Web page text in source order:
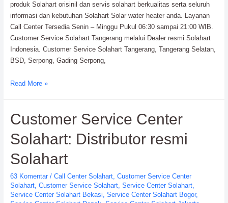
produk Solahart orisinil dan servis solahart berkualitas serta seluruh
informasi dan kebutuhan Solahart Solar water heater anda. Layanan
Call Center Tersedia Senin – Minggu Pukul 06:30 sampai 21:00 WIB.
Customer Service Solahart Tangerang melalui Dealer resmi Solahart
Indonesia. Customer Service Solahart Tangerang, Tangerang Selatan,
BSD, Serpong, Gading Serpong,
Customer
Tangerang:
resmi
Tangerang
Read More »
Customer Service Center
Solahart: Distributor resmi
Solahart
63 Komentar / Call Center Solahart, Customer Service Center
Solahart, Customer Service Solahart, Service Center Solahart,
Service Center Solahart Bekasi Service Center Solahart Bogor,